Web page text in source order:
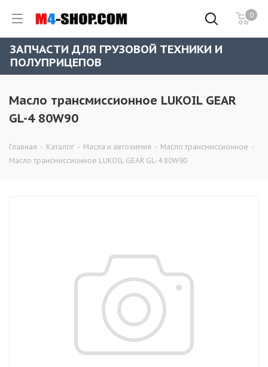
0
ЗАПЧАСТИ ДЛЯ ГРУЗОВОЙ ТЕХНИКИ И
ПОЛУПРИЦЕПОВ
Масло трансмиссионное LUKOIL GEAR
GL-4 80W90
Главная - Каталог - Масла и автохимия - Масло трансмиссионное -
Масло трансмиссионное LUKOIL GEAR GL-4 80W90